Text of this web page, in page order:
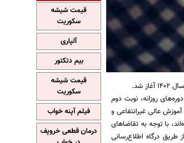
شد.
با آزمون در دوره‌های‌ روزانه، نوبت دوم
عالی‌ غیرانتفاعی‌ و
با توجه به تقاضاهای
ثبت‌نام، به مدت یک روز (منحصرا امروز چهارشنبه مورخ ۳۰ فروردین) از طریق درگاه اطلاع‌رسانی
قیمت شیشه
سکوریت
آلپاری
بیم دتکتور
قیمت شیشه
سکوریت
فیلم آپنه خواب
درمان قطعی خروپف